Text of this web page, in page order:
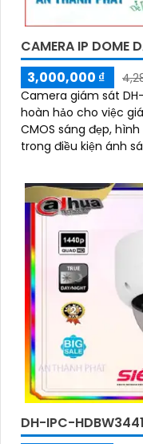
CAMERA IP DOME
3,000,000 ₫
Camera giám sát DH-
hoàn hảo cho việc giám sát
CMOS sáng đẹp,
trong điều kiện ánh
DH-IPC-